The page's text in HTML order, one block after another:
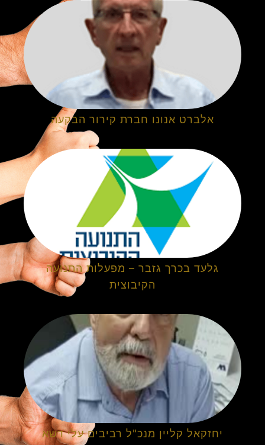
אלברט אנונו חברת קירור הבקעה
גלעד בכרך גזבר – מפעלות התנועה
הקיבוצית
יחזקאל קליין מנכ"ל רביבים עלי דשא